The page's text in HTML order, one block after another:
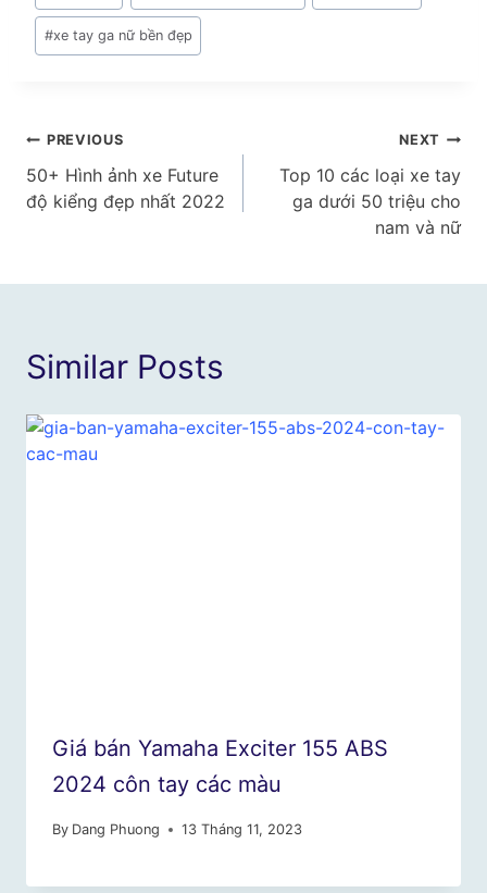
#xe tay ga nữ bền đẹp
Điều
hướng
viết
PREVIOUS
50+ Hình ảnh xe Future
độ kiểng đẹp nhất 2022
NEXT
Top 10 các loại xe tay
ga dưới 50 triệu cho
nam và nữ
Similar Posts
Giá bán Yamaha Exciter 155 ABS
2024 côn tay các màu
By Dang Phuong 13 Tháng 11, 2023